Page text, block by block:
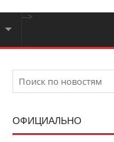
-->
ОФИЦИАЛЬНО